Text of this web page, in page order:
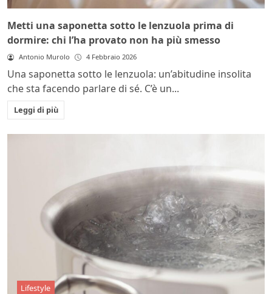
Metti una saponetta sotto le lenzuola prima di
dormire: chi l’ha provato non ha più smesso
Antonio Murolo 4 Febbraio 2026
Una saponetta sotto le lenzuola: un’abitudine insolita
che sta facendo parlare di sé. C’è un...
Leggi di più
Lifestyle